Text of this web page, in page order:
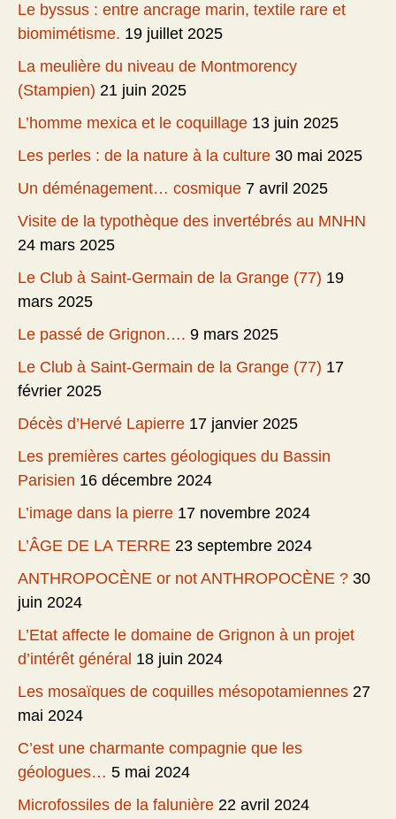
Le byssus : entre ancrage marin, textile rare et
biomimétisme. 19 juillet 2025
La meulière du niveau de Montmorency
(Stampien) 21 juin 2025
L’homme mexica et le coquillage 13 juin 2025
Les perles : de la nature à la culture 30 mai 2025
Un déménagement… cosmique 7 avril 2025
Visite de la typothèque des invertébrés au MNHN
24 mars 2025
Le Club à Saint-Germain de la Grange (77) 19
mars 2025
Le passé de Grignon…. 9 mars 2025
Le Club à Saint-Germain de la Grange (77) 17
février 2025
Décès d’Hervé Lapierre 17 janvier 2025
Les premières cartes géologiques du Bassin
Parisien 16 décembre 2024
L’image dans la pierre 17 novembre 2024
L’ÂGE DE LA TERRE 23 septembre 2024
ANTHROPOCÈNE or not ANTHROPOCÈNE ? 30
juin 2024
L’Etat affecte le domaine de Grignon à un projet
d’intérêt général 18 juin 2024
Les mosaïques de coquilles mésopotamiennes 27
mai 2024
C’est une charmante compagnie que les
géologues… 5 mai 2024
Microfossiles de la falunière 22 avril 2024